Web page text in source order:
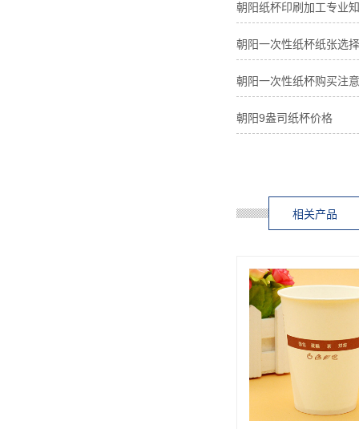
朝阳纸杯印刷加工专业
朝阳一次性纸杯纸张选择
朝阳一次性纸杯购买注
朝阳9盎司纸杯价格
相关产品